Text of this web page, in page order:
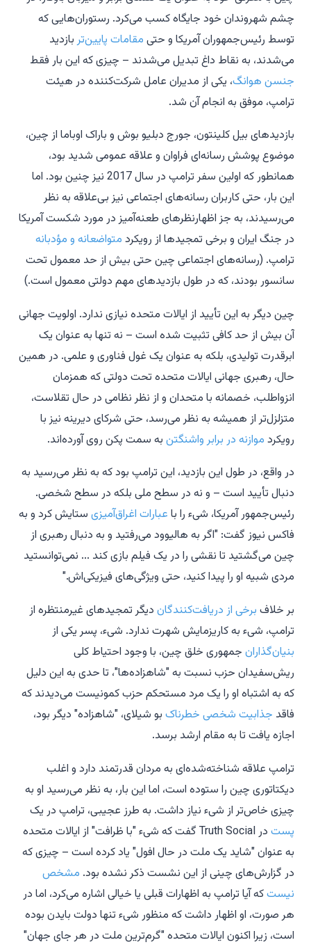
چشم شهروندان خود جایگاه کسب می‌کرد. رستوران‌هایی که
توسط رئیس‌جمهوران آمریکا و حتی مقامات پایین‌تر بازدید
می‌شدند، به نقاط داغ تبدیل می‌شدند – چیزی که این بار فقط
جنسن هوانگ، یکی از مدیران عامل شرکت‌کننده در هیئت
ترامپ، موفق به انجام آن شد.
بازدیدهای بیل کلینتون، جورج دبلیو بوش و باراک اوباما از چین،
موضوع پوشش رسانه‌ای فراوان و علاقه عمومی شدید بود،
همانطور که اولین سفر ترامپ در سال 2017 نیز چنین بود. اما
این بار، حتی کاربران رسانه‌های اجتماعی نیز بی‌علاقه به نظر
می‌رسیدند، به جز اظهارنظرهای طعنه‌آمیز در مورد شکست آمریکا
در جنگ ایران و برخی تمجیدها از رویکرد متواضعانه و مؤدبانه
ترامپ. (رسانه‌های اجتماعی چین حتی بیش از حد معمول تحت
سانسور بودند، که در طول بازدیدهای مهم دولتی معمول است.)
چین دیگر به این تأیید از ایالات متحده نیازی ندارد. اولویت جهانی
آن بیش از حد کافی تثبیت شده است – نه تنها به عنوان یک
ابرقدرت تولیدی، بلکه به عنوان یک غول فناوری و علمی. در همین
حال، رهبری جهانی ایالات متحده تحت دولتی که همزمان
انزواطلب، خصمانه با متحدان و از نظر نظامی در حال تقلاست،
متزلزل‌تر از همیشه به نظر می‌رسد، حتی شرکای دیرینه نیز با
رویکرد موازنه در برابر واشنگتن به سمت پکن روی آورده‌اند.
در واقع، در طول این بازدید، این ترامپ بود که به نظر می‌رسید به
دنبال تأیید است – و نه در سطح ملی بلکه در سطح شخصی.
رئیس‌جمهور آمریکا، شیء را با عبارات اغراق‌آمیزی ستایش کرد و به
فاکس نیوز گفت: "اگر به هالیوود می‌رفتید و به دنبال رهبری از
چین می‌گشتید تا نقشی را در یک فیلم بازی کند ... نمی‌توانستید
مردی شبیه او را پیدا کنید، حتی ویژگی‌های فیزیکی‌اش."
بر خلاف برخی از دریافت‌کنندگان دیگر تمجیدهای غیرمنتظره از
ترامپ، شیء به کاریزمایش شهرت ندارد. شیء، پسر یکی از
بنیان‌گذاران جمهوری خلق چین، با وجود احتیاط کلی
ریش‌سفیدان حزب نسبت به "شاهزاده‌ها"، تا حدی به این دلیل
که به اشتباه او را یک مرد مستحکم حزب کمونیست می‌دیدند که
فاقد جذابیت شخصی خطرناک بو شیلای، "شاهزاده" دیگر بود،
اجازه یافت تا به مقام ارشد برسد.
ترامپ علاقه شناخته‌شده‌ای به مردان قدرتمند دارد و اغلب
دیکتاتوری چین را ستوده است، اما این بار، به نظر می‌رسید او به
چیزی خاص‌تر از شیء نیاز داشت. به طرز عجیبی، ترامپ در یک
پست
در Truth Social گفت که شیء "با ظرافت" از ایالات متحده
به عنوان "شاید یک ملت در حال افول" یاد کرده است – چیزی که
در گزارش‌های چینی از این نشست ذکر نشده بود. مشخص
نیستکه آیا ترامپ به اظهارات قبلی یا خیالی اشاره می‌کرد، اما در
هر صورت، او اظهار داشت که منظور شیء تنها دولت بایدن بوده
است، زیرا اکنون ایالات متحده "گرم‌ترین ملت در هر جای جهان"